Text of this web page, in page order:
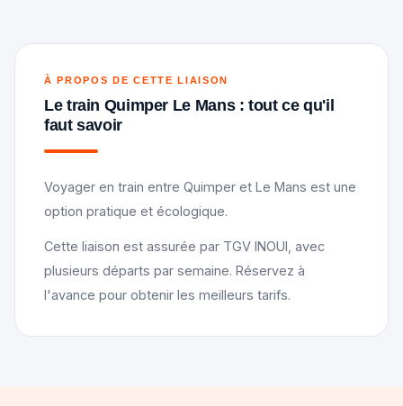
À PROPOS DE CETTE LIAISON
Le train Quimper Le Mans : tout ce qu'il
faut savoir
Voyager en train entre Quimper et Le Mans est une
option pratique et écologique.
Cette liaison est assurée par TGV INOUI, avec
plusieurs départs par semaine. Réservez à
l'avance pour obtenir les meilleurs tarifs.